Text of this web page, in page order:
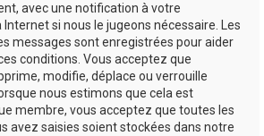
avec une notification à votre
Internet si nous le jugeons nécessaire. Les
messages sont enregistrées pour aider
conditions. Vous acceptez que
modifie, déplace ou verrouille
nous estimons que cela est
membre, vous acceptez que toutes les
avez saisies soient stockées dans notre